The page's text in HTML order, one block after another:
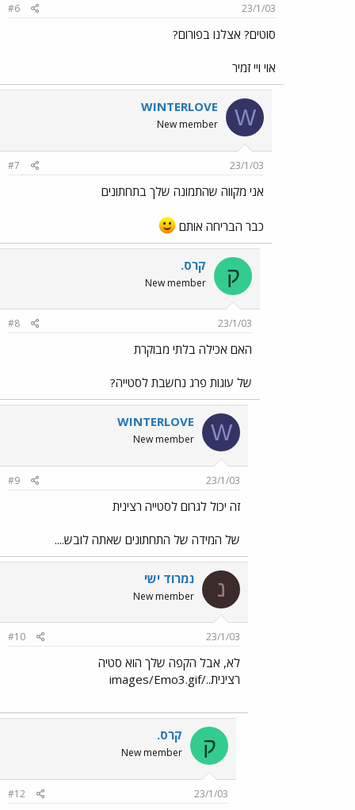
23/1/03
#6
סוטים? אצלנו בפורום?
אוי ויי זמיר
W
WINTERLOVE
New member
23/1/03
#7
אני מקווה שהתמונה שלך בתחתונים
כבר הבריחה אותם
ק קרס.
New member
23/1/03
#8
האם אכילה בלתי מבוקרת
של עוגות פרג נחשבת לסטייה?
W
WINTERLOVE
New member
23/1/03
#9
זה יכול לגרום לסטייה רצינית
של המידה של התחתונים שאתה לובש....
נ נמרוד ישי
New member
23/1/03
#10
לא, אבל הקפה שלך הוא סטיה
רצינית../images/Emo3.gif
ק קרס.
New member
23/1/03
#12